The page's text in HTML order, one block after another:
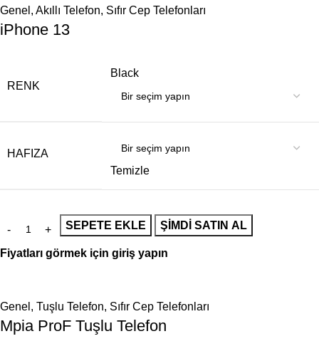
Genel , Akıllı Telefon, Sıfır Cep Telefonları
iPhone 13
RENK
Black
HAFIZA
Temizle
SEPETE EKLE ŞIMDI SATIN AL
Fiyatları görmek için giriş yapın
Genel , Tuşlu Telefon, Sıfır Cep Telefonları
Mpia ProF Tuşlu Telefon